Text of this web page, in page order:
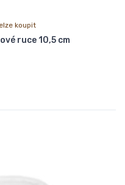
koupit
ruce 10,5 cm